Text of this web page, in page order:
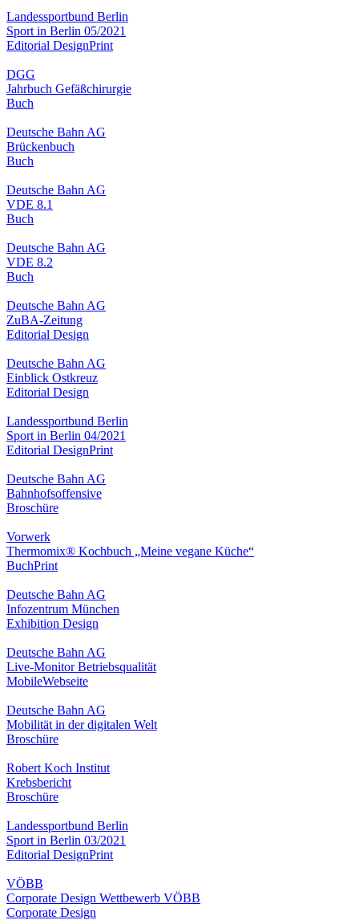
Landessportbund Berlin
Sport in Berlin 05/2021
Editorial DesignPrint
DGG
Jahrbuch Gefäßchirurgie
Buch
Deutsche Bahn AG
Brückenbuch
Buch
Deutsche Bahn AG
VDE 8.1
Buch
Deutsche Bahn AG
VDE 8.2
Buch
Deutsche Bahn AG
ZuBA-Zeitung
Editorial Design
Deutsche Bahn AG
Einblick Ostkreuz
Editorial Design
Landessportbund Berlin
Sport in Berlin 04/2021
Editorial DesignPrint
Deutsche Bahn AG
Bahnhofsoffensive
Broschüre
Vorwerk
Thermomix® Kochbuch „Meine vegane Küche“
BuchPrint
Deutsche Bahn AG
Infozentrum München
Exhibition Design
Deutsche Bahn AG
Live-Monitor Betriebsqualität
MobileWebseite
Deutsche Bahn AG
Mobilität in der digitalen Welt
Broschüre
Robert Koch Institut
Krebsbericht
Broschüre
Landessportbund Berlin
Sport in Berlin 03/2021
Editorial DesignPrint
VÖBB
Corporate Design Wettbewerb VÖBB
Corporate Design